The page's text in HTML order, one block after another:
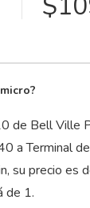
de Bell Ville
a Terminal
, su precio es
de 1.